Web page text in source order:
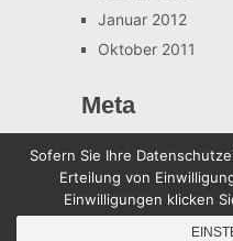
Januar 2012
Oktober 2011
Meta
Sven-
Sofern Sie Ihre
Erteilung von
Einwilligungen klicken